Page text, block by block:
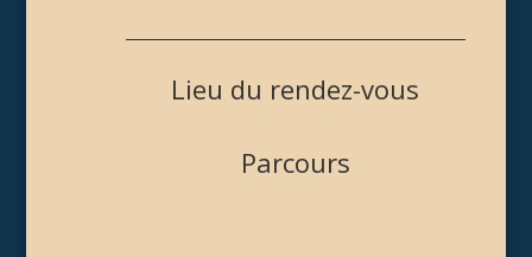
Lieu du rendez-vous
Parcours